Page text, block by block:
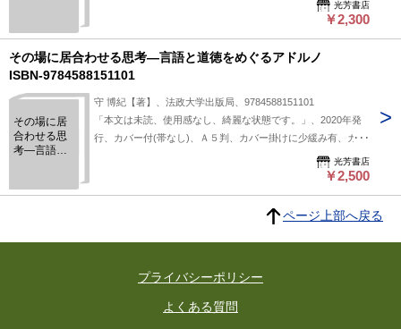
ノ
ISBN-
9784588151101
光芳書店
￥2,300
その場に居合わせる思考―言語と道徳をめぐるアドルノ
ISBN-9784588151101
その場に居
合わせる思
考―言語と
ノ
守 博紀【著】、法政大学出版局、9784588151101
「本文は未読、使用感なし、綺麗な状態です。」、2020年発
行、カバー付(帯なし)、Ａ５判、カバー掛けに少緩み有、カバ
ーの上フチに５ミリ位キレヨレ有、他特に目立つ難なし。（新
本でも見られる僅かなヨレスレ等が有る場合有）、 ／
光芳書店
￥2,500
ページ上部へ戻る
プライバシーポリシー
よくある質問